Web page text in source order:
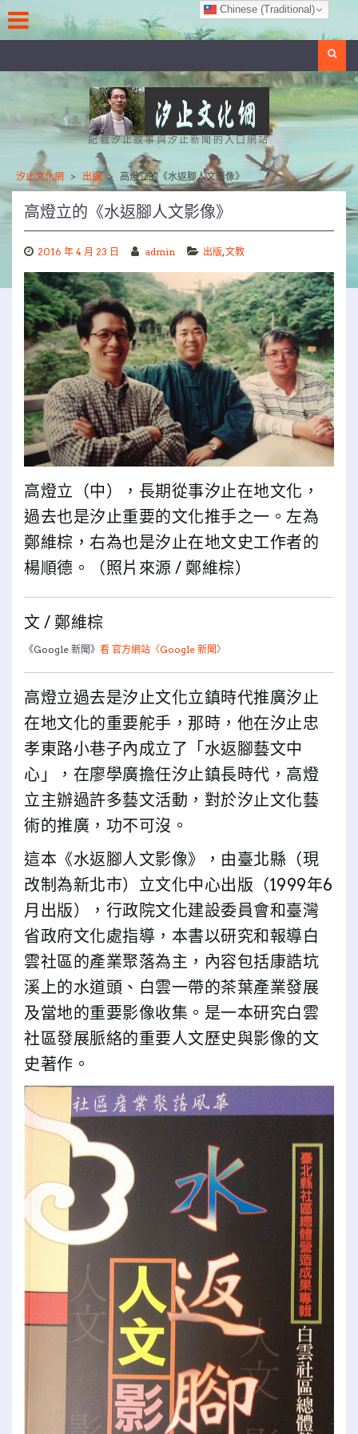
to
content
記載汐止故事與汐止新聞的入口網站
汐止文化網 > 出版 > 高燈立的《水返腳人文影像》
高燈立的《水返腳人文影像》
2016 年 4 月 23 日 admin 出版,文教
高燈立（中），長期從事汐止在地文化，
過去也是汐止重要的文化推手之一。左為
鄭維棕，右為也是汐止在地文史工作者的
楊順德。（照片來源 / 鄭維棕）
文 / 鄭維棕
《Google 新聞》 看 官方網站〈Google 新聞〉
高燈立過去是汐止文化立鎮時代推廣汐止
在地文化的重要舵手，那時，他在汐止忠
孝東路小巷子內成立了「水返腳藝文中
心」，在廖學廣擔任汐止鎮長時代，高燈
立主辦過許多藝文活動，對於汐止文化藝
術的推廣，功不可沒。
這本《水返腳人文影像》，由臺北縣（現
改制為新北市）立文化中心出版（1999年6
月出版），行政院文化建設委員會和臺灣
省政府文化處指導，本書以研究和報導白
雲社區的產業聚落為主，內容包括康誥坑
溪上的水道頭、白雲一帶的茶葉產業發展
及當地的重要影像收集。是一本研究白雲
社區發展脈絡的重要人文歷史與影像的文
史著作。
Chinese (Traditional)